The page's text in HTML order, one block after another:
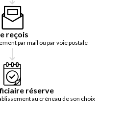
reçois
par mail ou par voie postale
réserve
au créneau de son choix